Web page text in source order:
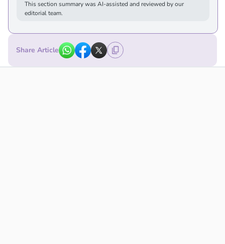
This section summary was AI-assisted and reviewed by our
editorial team.
Share Article